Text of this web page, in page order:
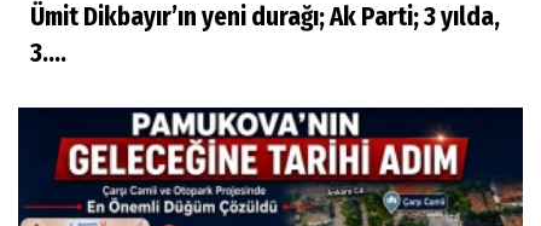
Ümit Dikbayır’ın yeni durağı; Ak Parti; 3 yılda,
3....